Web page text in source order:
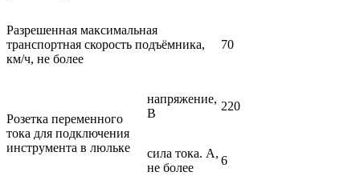
Разрешенная максимальная
транспортная скорость подъёмника,
км/ч, не более
70
Розетка переменного
тока для подключения
инструмента в люльке
напряжение,
В
220
сила тока. А,
не более
6